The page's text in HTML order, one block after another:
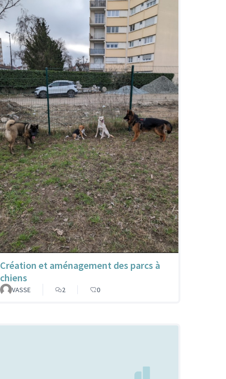
Création et aménagement des parcs à
chiens
VASSE 2 0